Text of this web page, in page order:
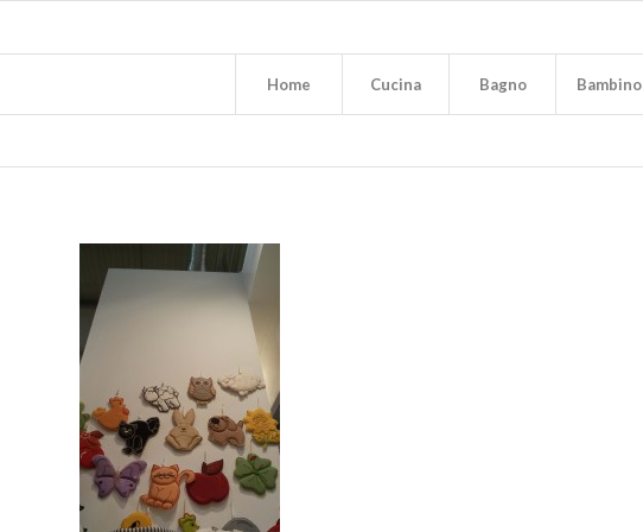
Home Cucina Bagno Bambino